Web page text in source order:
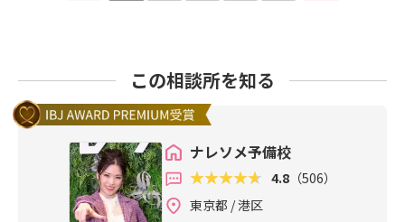
この相談所を知る
ナレソメ予備校
4.8 （506）
東京都 / 港区